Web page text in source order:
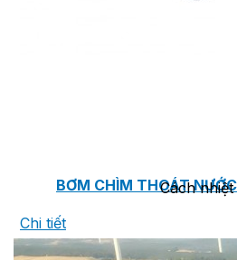
BƠM CHÌM THOÁT
HỆ THỐNG BƠM NÂNG
Cách
Chi tiết